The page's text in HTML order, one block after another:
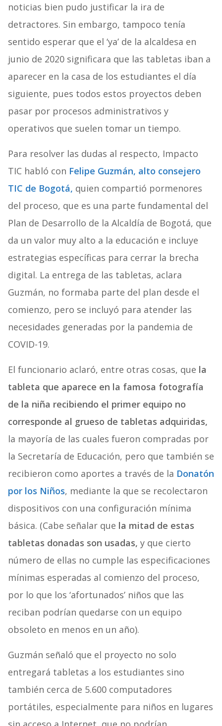
noticias bien pudo justificar la ira de
detractores. Sin embargo, tampoco tenía
sentido esperar que el ‘ya’ de la alcaldesa en
junio de 2020 significara que las tabletas iban a
aparecer en la casa de los estudiantes el día
siguiente, pues todos estos proyectos deben
pasar por procesos administrativos y
operativos que suelen tomar un tiempo.
Para resolver las dudas al respecto, Impacto
TIC habló con Felipe Guzmán, alto consejero
TIC de Bogotá, quien compartió pormenores
del proceso, que es una parte fundamental del
Plan de Desarrollo de la Alcaldía de Bogotá, que
da un valor muy alto a la educación e incluye
estrategias específicas para cerrar la brecha
digital. La entrega de las tabletas, aclara
Guzmán, no formaba parte del plan desde el
comienzo, pero se incluyó para atender las
necesidades generadas por la pandemia de
COVID-19.
El funcionario aclaró, entre otras cosas, que la
tableta que aparece en la famosa fotografía
de la niña recibiendo el primer equipo no
corresponde al grueso de tabletas adquiridas,
la mayoría de las cuales fueron compradas por
la Secretaría de Educación, pero que también se
recibieron como aportes a través de la Donatón
por los Niños, mediante la que se recolectaron
dispositivos con una configuración mínima
básica. (Cabe señalar que la mitad de estas
tabletas donadas son usadas, y que cierto
número de ellas no cumple las especificaciones
mínimas esperadas al comienzo del proceso,
por lo que los ‘afortunados’ niños que las
reciban podrían quedarse con un equipo
obsoleto en menos en un año).
Guzmán señaló que el proyecto no solo
entregará tabletas a los estudiantes sino
también cerca de 5.600 computadores
portátiles, especialmente para niños en lugares